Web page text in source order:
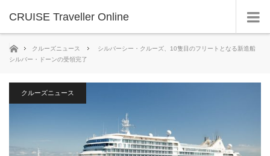
CRUISE Traveller Online
ホームクルーズニュース
シルバーシー・クルーズ、10隻目のフリートとなる新造船
シルバー・ドーンの受領完了
クルーズニュース